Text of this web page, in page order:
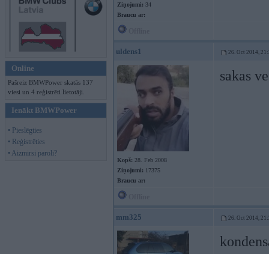
Online
Pašreiz BMWPower skatās 137
viesi un 4 reģistrēti lietotāji.
Ienākt BMWPower
• Pieslēgties
• Reģistrēties
• Aizmirsi paroli?
Ziņojumi: 34
Braucu ar:
uldens1 26. Oct 2014,
Kopš: 28. Feb 2008
Ziņojumi: 17375
Braucu ar:
sakas
mm325 26. Oct 2014,